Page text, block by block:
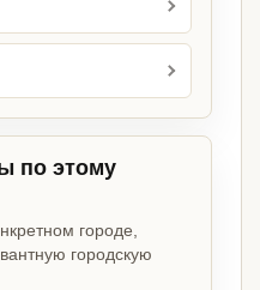
по этому
городе,
городскую